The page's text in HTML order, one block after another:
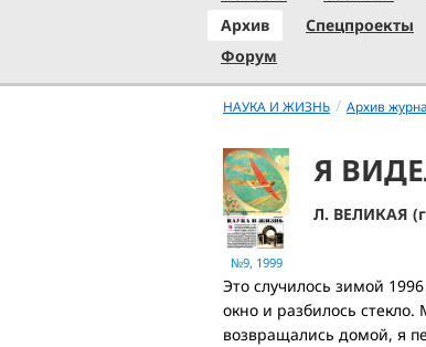
Архив
Спецпроекты
Форум
НАУКА И ЖИЗНЬ / Архив
№9, 1999
Я
Л. ВЕЛИКАЯ
Это случилось зимой
окно и разбилось
возвращались домой, я